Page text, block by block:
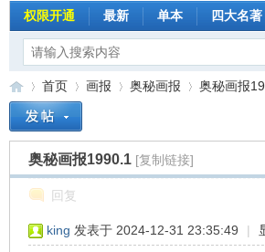
权限开通 最新 单本 四大名著
»
首页
›
画报
›
奥秘画报
›
奥秘画报
奥秘画报1990.1 [复制链接]
回复
king 发表于 2024-12-31 23:35:49 |